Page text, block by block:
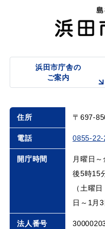
移住・出会い応
浜田市庁舎の
ご案内
浜田市庁舎の
ご案内
住所 〒697-
電話 0855-22-
開庁時間
月曜日
後5時15
（土曜
日～1月3
法人番号